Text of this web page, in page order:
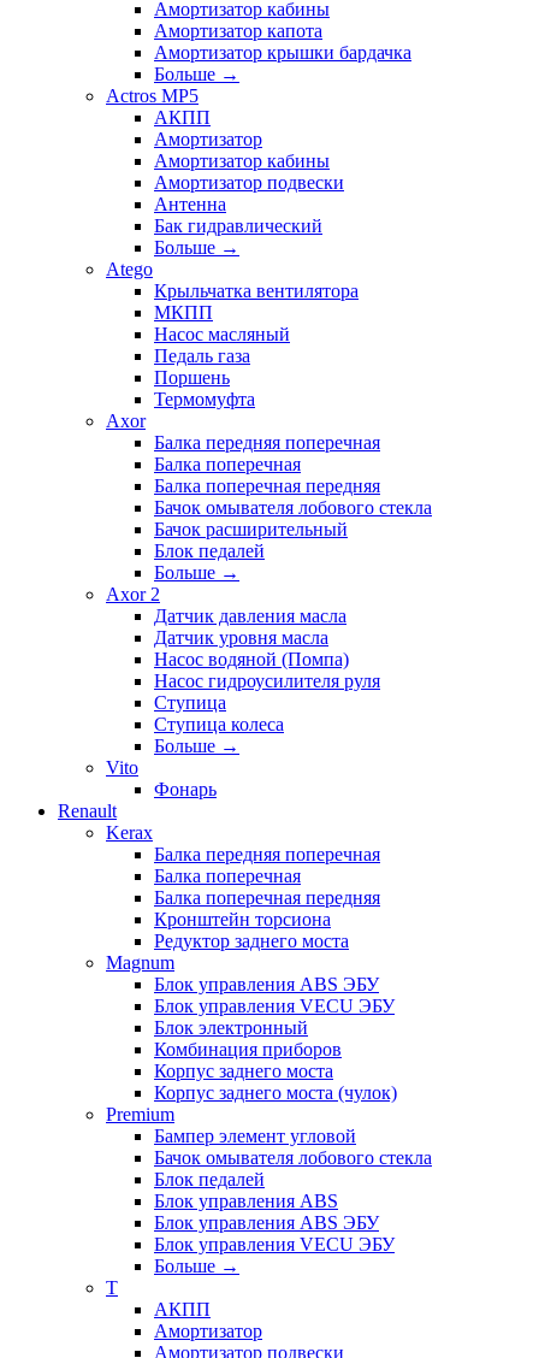
Амортизатор кабины
Амортизатор капота
Амортизатор крышки бардачка
Больше →
Actros MP5
АКПП
Амортизатор
Амортизатор кабины
Амортизатор подвески
Антенна
Бак гидравлический
Больше →
Atego
Крыльчатка вентилятора
МКПП
Насос масляный
Педаль газа
Поршень
Термомуфта
Axor
Балка передняя поперечная
Балка поперечная
Балка поперечная передняя
Бачок омывателя лобового стекла
Бачок расширительный
Блок педалей
Больше →
Axor 2
Датчик давления масла
Датчик уровня масла
Насос водяной (Помпа)
Насос гидроусилителя руля
Ступица
Ступица колеса
Больше →
Vito
Фонарь
Renault
Kerax
Балка передняя поперечная
Балка поперечная
Балка поперечная передняя
Кронштейн торсиона
Редуктор заднего моста
Magnum
Блок управления ABS ЭБУ
Блок управления VECU ЭБУ
Блок электронный
Комбинация приборов
Корпус заднего моста
Корпус заднего моста (чулок)
Premium
Бампер элемент угловой
Бачок омывателя лобового стекла
Блок педалей
Блок управления ABS
Блок управления ABS ЭБУ
Блок управления VECU ЭБУ
Больше →
T
АКПП
Амортизатор
Амортизатор подвески